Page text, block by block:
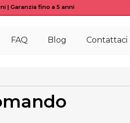
| Garanzia fino a 5 anni
FAQ Blog Contattaci